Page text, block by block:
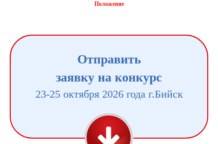
Положение
Отправить
заявку на конкурс
23-25 октября 2026 года г.Бийск